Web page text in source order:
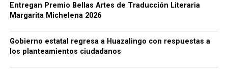
Entregan Premio Bellas Artes de Traducción Literaria
Margarita Michelena 2026
Gobierno estatal regresa a Huazalingo con respuestas a
los planteamientos ciudadanos